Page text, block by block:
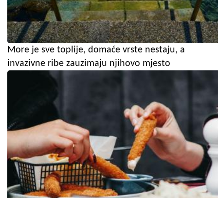
More je sve toplije, domaće vrste nestaju, a
invazivne ribe zauzimaju njihovo mjesto